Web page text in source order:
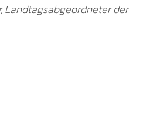
Landtagsabgeordneter der